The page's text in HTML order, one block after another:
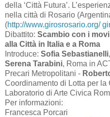
della ‘Città Futura’.
nella città di Rosario
(http://www.girosrosario.org/
Dibattito: Scambio con i
alla Città in Italia e a Roma
Introduce: Sofia Sebastianelli
Serena Tarabini, Roma in
Precari Metropolitani -
Coordinamento di Lotta per la
Laboratorio di Arte Civica
Per informazioni:
Francesca Porcari